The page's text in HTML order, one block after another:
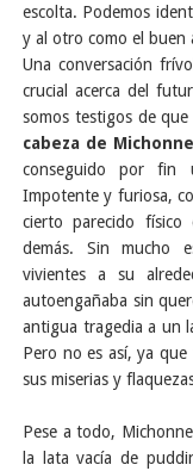
escolta. Podemos
y al otro como el buen
Una conversación
crucial acerca del
somos testigos de que
cabeza de Michonne
conseguido por fin
Impotente y furiosa,
cierto parecido
demás. Sin mucho
vivientes a su
autoengañaba sin
antigua tragedia a un
Pero no es así, ya
sus miserias y
Pese a todo,
la lata vacía de